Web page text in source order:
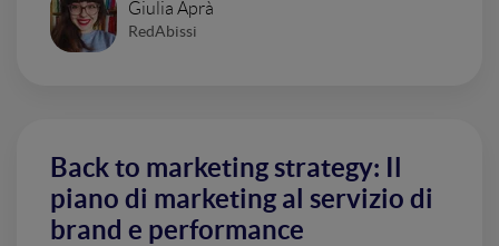
Giulia Aprà
RedAbissi
Back to marketing strategy: Il
piano di marketing al servizio di
brand e performance